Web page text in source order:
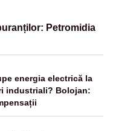
Petromidia
energia electrică la
industriali? Bolojan: